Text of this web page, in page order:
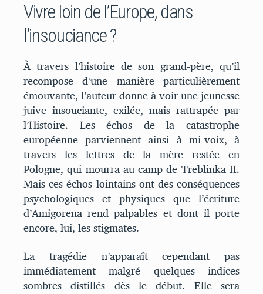
Vivre loin de l’Europe, dans
l’insouciance ?
À travers l’histoire de son grand-père, qu’il
recompose d’une manière particulièrement
émouvante, l’auteur donne à voir une jeunesse
juive insouciante, exilée, mais rattrapée par
l’Histoire. Les échos de la catastrophe
européenne parviennent ainsi à mi-voix, à
travers les lettres de la mère restée en
Pologne, qui mourra au camp de Treblinka II.
Mais ces échos lointains ont des conséquences
psychologiques et physiques que l’écriture
d’Amigorena rend palpables et dont il porte
encore, lui, les stigmates.
La tragédie n’apparaît cependant pas
immédiatement malgré quelques indices
sombres distillés dès le début. Elle sera